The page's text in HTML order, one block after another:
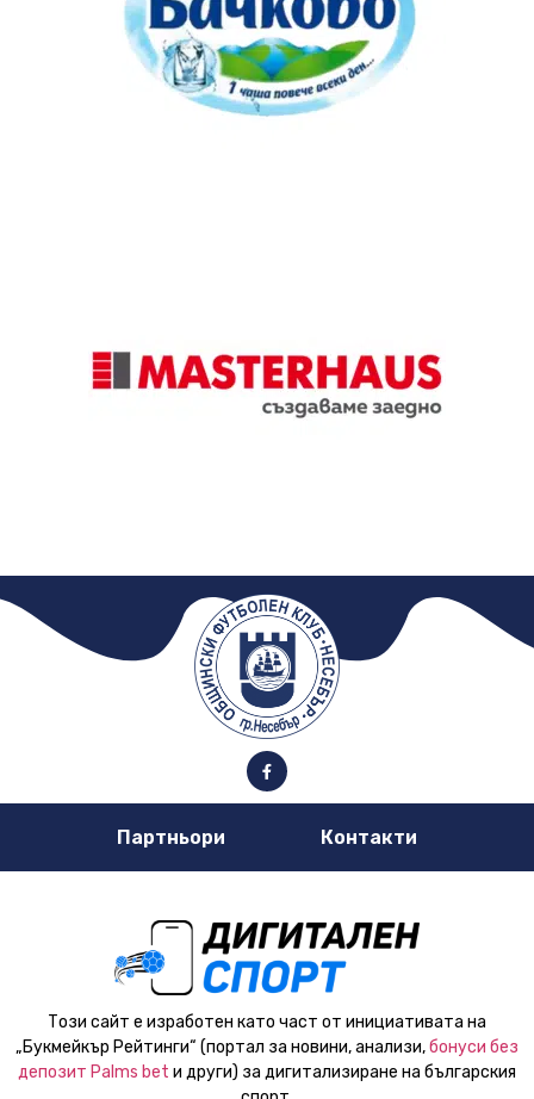
Партньори Контакти
Този сайт е изработен като част от инициативата на
„Букмейкър Рейтинги“ (портал за новини, анализи,бонуси без
депозит Palms bet и други) за дигитализиране на българския